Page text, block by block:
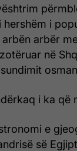
hershëm i
arbër
në
i ka që
e
së